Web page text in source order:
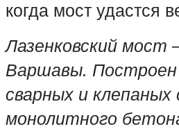
когда мост удастся
Лазенковский мост
Варшавы. Построен
сварных и
монолитного